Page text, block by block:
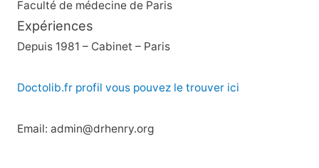
Faculté de médecine de Paris
Expériences
Depuis 1981 – Cabinet – Paris
Doctolib.fr profil vous pouvez le trouver ici
Email: admin@drhenry.org